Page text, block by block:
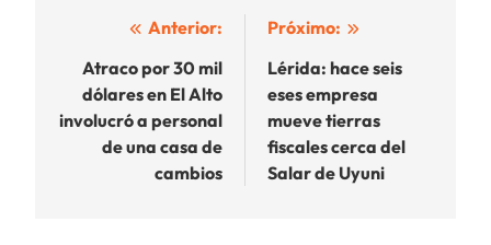
Navegación
de
entradas
Anterior:
Atraco por 30 mil
dólares en El Alto
involucró a personal
de una casa de
cambios
Próximo:
Lérida: hace seis
eses empresa
mueve tierras
fiscales cerca del
Salar de Uyuni